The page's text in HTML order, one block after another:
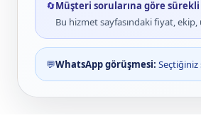
🔄Müşteri sorularına göre
Bu hizmet sayfasındaki fiyat,
💬WhatsApp görüşmesi: